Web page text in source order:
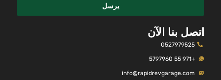
يرسل
اتصل بنا الآن
0527979525
+971 55 5797960
info@rapidrevgarage.com